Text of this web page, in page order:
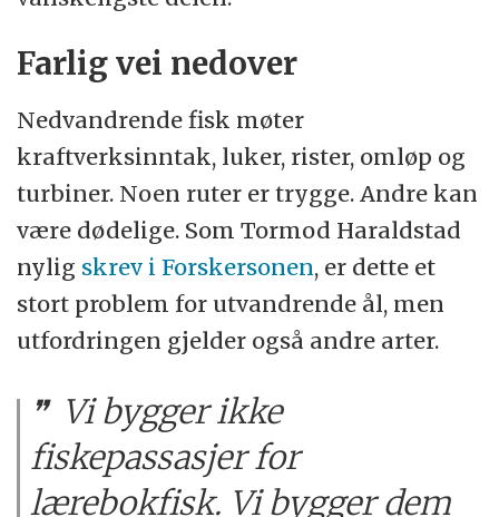
Farlig vei nedover
Nedvandrende fisk møter
kraftverksinntak, luker, rister, omløp og
turbiner. Noen ruter er trygge. Andre kan
være dødelige. Som Tormod Haraldstad
nylig skrev i Forskersonen, er dette et
stort problem for utvandrende ål, men
utfordringen gjelder også andre arter.
Vi bygger ikke
fiskepassasjer for
lærebokfisk. Vi bygger dem